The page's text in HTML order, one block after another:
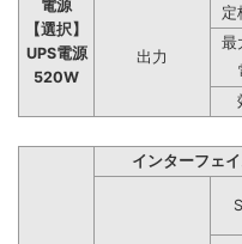
電源
【選択】
UPS電源
520W
出力
定
最
インターフェ